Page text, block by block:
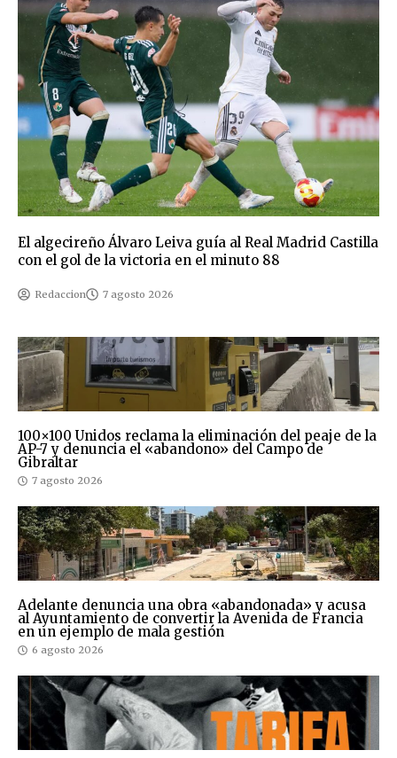
El algecireño Álvaro Leiva guía al Real Madrid Castilla
con el gol de la victoria en el minuto 88
Redaccion 7 agosto 2026
100×100 Unidos reclama la eliminación del peaje de la
AP-7 y denuncia el «abandono» del Campo de
Gibraltar
7 agosto 2026
Adelante denuncia una obra «abandonada» y acusa
al Ayuntamiento de convertir la Avenida de Francia
en un ejemplo de mala gestión
6 agosto 2026